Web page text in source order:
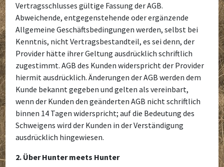
Vertragsschlusses gültige Fassung der AGB.
Abweichende, entgegenstehende oder ergänzende
Allgemeine Geschäftsbedingungen werden, selbst bei
Kenntnis, nicht Vertragsbestandteil, es sei denn, der
Provider hätte ihrer Geltung ausdrücklich schriftlich
zugestimmt. AGB des Kunden widerspricht der Provider
hiermit ausdrücklich. Änderungen der AGB werden dem
Kunde bekannt gegeben und gelten als vereinbart,
wenn der Kunden den geänderten AGB nicht schriftlich
binnen 14 Tagen widerspricht; auf die Bedeutung des
Schweigens wird der Kunden in der Verständigung
ausdrücklich hingewiesen.
2. Über Hunter meets Hunter